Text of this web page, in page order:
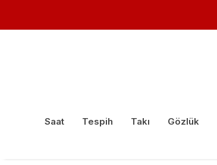
Saat Tespih Takı Gözlük